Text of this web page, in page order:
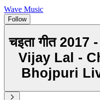
Wave Music
Follow
चइता गीत 2017
Vijay Lal -
Bhojpuri